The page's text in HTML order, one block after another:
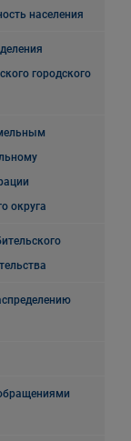
населения
городского
округа